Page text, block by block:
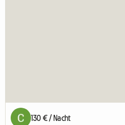
130 € / Nacht